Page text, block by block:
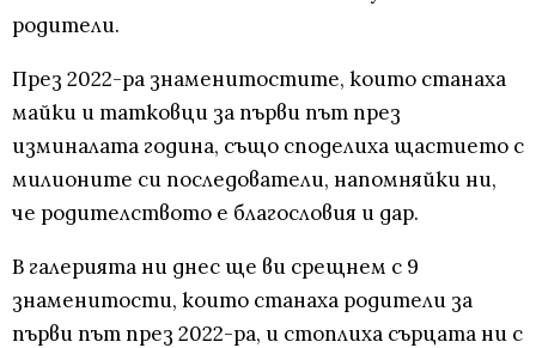
родители.
През 2022-ра знаменитостите, които станаха
майки и татковци за първи път през
изминалата година, също споделиха щастието с
милионите си последователи, напомняйки ни,
че родителството е благословия и дар.
В галерията ни днес ще ви срещнем с 9
знаменитости, които станаха родители за
първи път през 2022-ра, и стоплиха сърцата ни с